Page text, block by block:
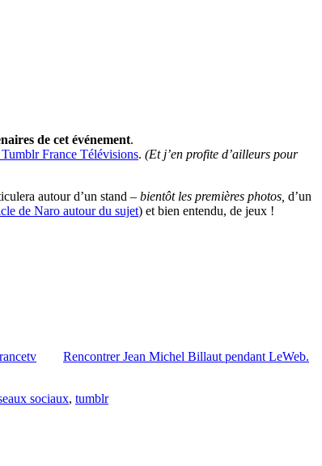
de cet événement.
France Télévisions. (Et j’en profite d’ailleurs pour
autour d’un stand – bientôt les premières photos, d’un
de Naro autour du sujet) et bien entendu, de jeux !
Rencontrer Jean Michel Billaut pendant LeWeb.
sociaux, tumblr